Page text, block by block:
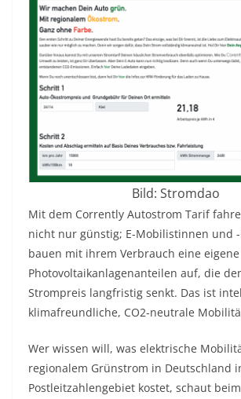
Bild: Stromdao
Mit dem Corrently Autostrom Tarif
nicht nur günstig; E-Mobilistinnen und
bauen mit ihrem Verbrauch eine
Photovoltaikanlagenanteilen auf, die
Strompreis langfristig senkt. Das ist
klimafreundliche, CO2-neutrale
Wer wissen will, was elektrische
regionalem Grünstrom in Deutschland
Postleitzahlengebiet kostet, schaut